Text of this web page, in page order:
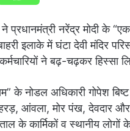
नरेंद्र मोदी के
इलाके में घंटा देवी मंदिर
ने बढ़-चढ़कर हिस्सा
के नोडल अधिकारी गोपेश
आंवला, मोर पंख, देवदार
के कार्मिकों व स्थानीय